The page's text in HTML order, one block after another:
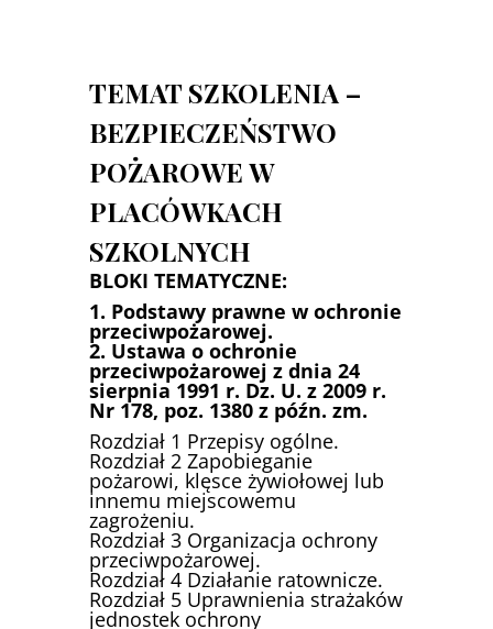
TEMAT SZKOLENIA –
BEZPIECZEŃSTWO
POŻAROWE W
PLACÓWKACH
SZKOLNYCH
BLOKI TEMATYCZNE:
1. Podstawy prawne w ochronie
przeciwpożarowej.
2. Ustawa o ochronie
przeciwpożarowej z dnia 24
sierpnia 1991 r. Dz. U. z 2009 r.
Nr 178, poz. 1380 z późn. zm.
Rozdział 1 Przepisy ogólne.
Rozdział 2 Zapobieganie
pożarowi, klęsce żywiołowej lub
innemu miejscowemu
zagrożeniu.
Rozdział 3 Organizacja ochrony
przeciwpożarowej.
Rozdział 4 Działanie ratownicze.
Rozdział 5 Uprawnienia strażaków
jednostek ochrony